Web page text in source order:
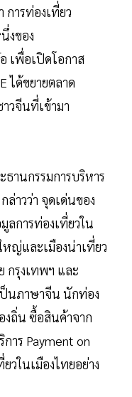
การท่องเที่ยว
งของ
เพื่อเปิดโอกาส
ได้ขยายตลาด
วจีนที่เข้ามา
านกรรมการบริหาร
ล่าวว่า จุดเด่นของ
การท่องเที่ยวใน
ญ่และเมืองน่าเที่ยว
กรุงเทพฯ และ
นภาษาจีน นักท่อง
งถิ่น ซื้อสินค้าจาก
าร Payment on
วในเมืองไทยอย่าง